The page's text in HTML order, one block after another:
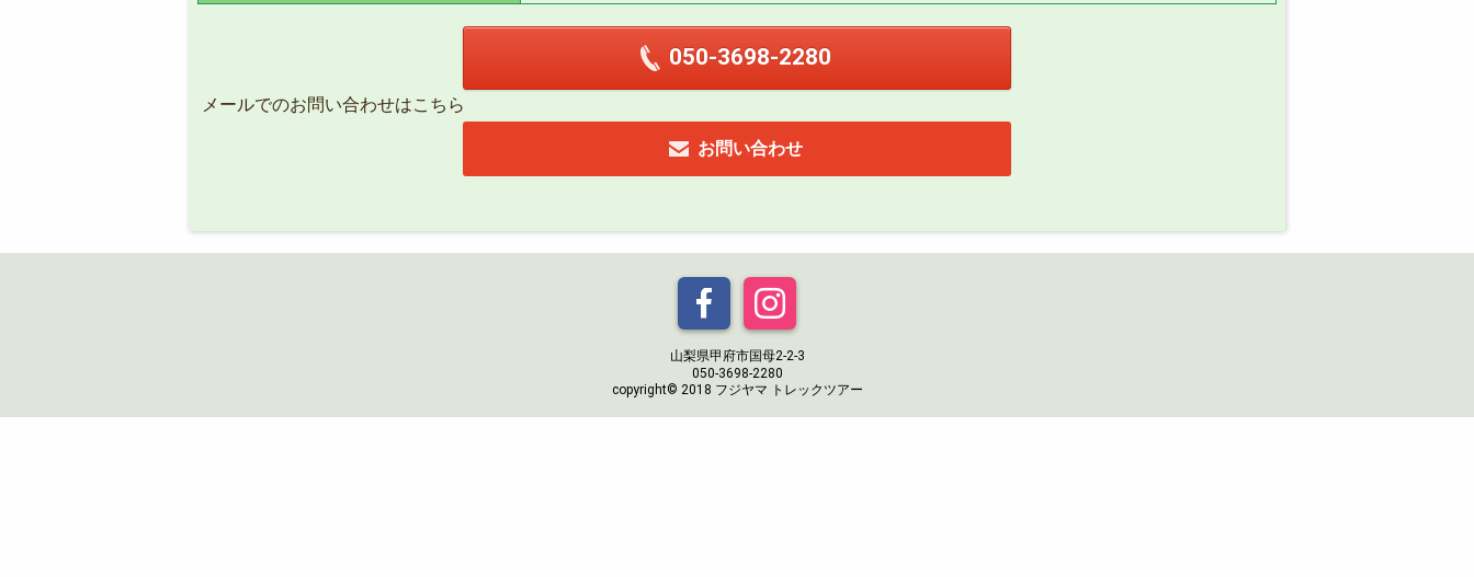
050-3698-2280
メールでのお問い合わせはこちら
お問い合わせ
山梨県甲府市国母2-2-3
050-3698-2280
copyright© 2018 フジヤマ トレックツアー